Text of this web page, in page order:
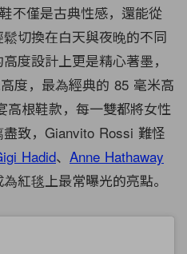
不僅是古典性感，還能從
切換在白天與夜晚的不同
度設計上更是精心著墨，
度，最為經典的 85 毫米高
高根鞋款，每一雙都將女性
致，Gianvito Rossi 難怪
Hadid、 Anne Hathaway
紅毯上最常曝光的亮點。